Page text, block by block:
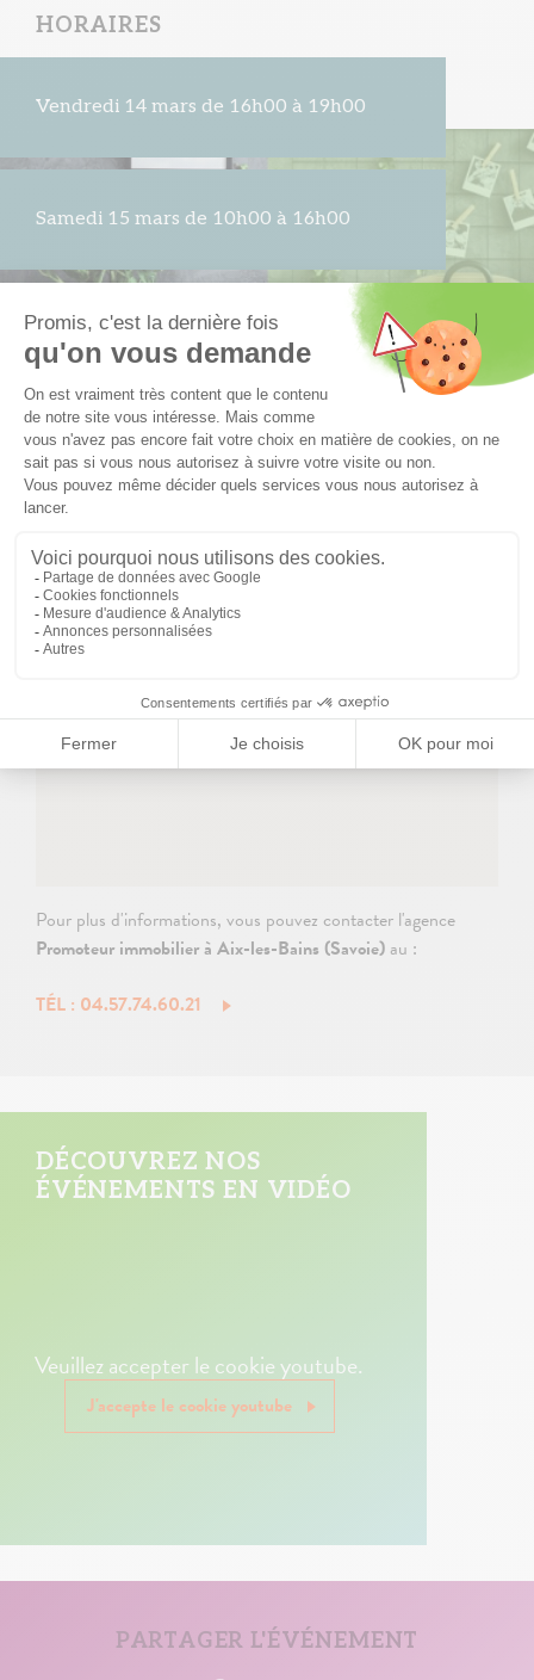
HORAIRES
Vendredi 14 mars de 16h00 à 19h00
Samedi 15 mars de 10h00 à 16h00
LOCALISATION
Duplex-Jardin témoin
2600 route du Revard
Pour plus d'informations, vous pouvez contacter l'agence
Promoteur immobilier à Aix-les-Bains (Savoie) au :
TÉL : 04.57.74.60.21
DÉCOUVREZ NOS
ÉVÉNEMENTS EN VIDÉO
Veuillez accepter le cookie youtube.
J'accepte le cookie youtube
PARTAGER L'ÉVÉNEMENT